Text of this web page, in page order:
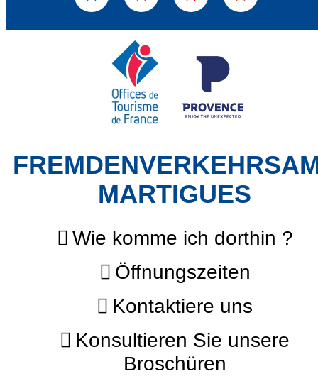
MARTIGUES
Wie komme ich dorthin ?
Öffnungszeiten
Kontaktiere uns
Konsultieren Sie unsere
Broschüren